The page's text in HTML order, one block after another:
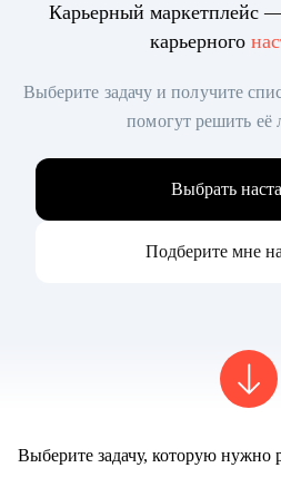
Карьерный маркетплейс
карьерного
Выберите задачу и получите
помогут решить её
Выбрать
Подберите мне
Выберите задачу, которую нужно